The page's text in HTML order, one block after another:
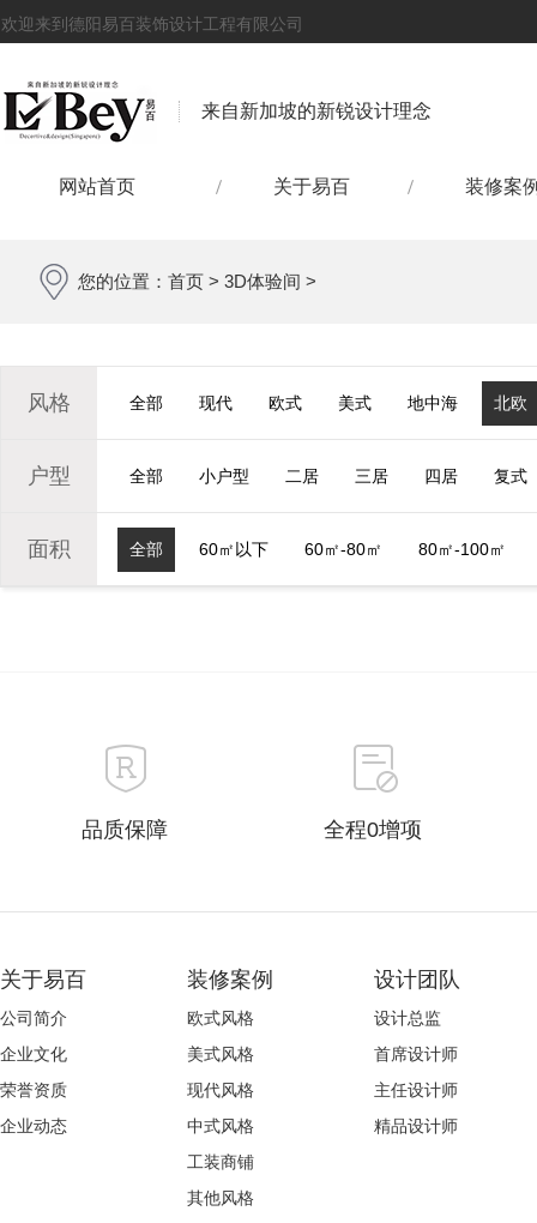
欢迎来到德阳易百装饰设计工程有限公司
来自新加坡的新锐设计理念
网站首页 关于易百 装修案
您的位置： 首页 > 3D体验间 >
风格 全部 现代 欧式 美式 地中海 北欧
户型 全部 小户型 二居 三居 四居 复式
面积 全部 60㎡以下 60㎡-80㎡ 80㎡-100㎡
品质保障 全程0增项
关于易百
公司简介
企业文化
荣誉资质
企业动态
装修案例
欧式风格
美式风格
现代风格
中式风格
工装商铺
其他风格
设计团队
设计总监
首席设计师
主任设计师
精品设计师